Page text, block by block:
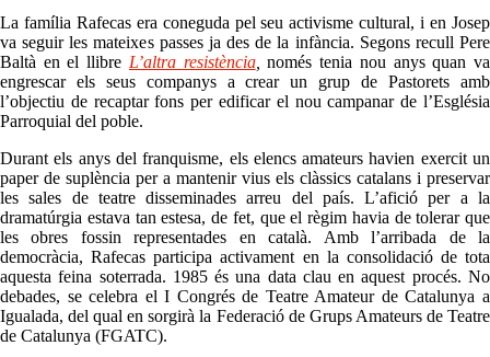
La família Rafecas era coneguda pel seu activisme cultural, i en Josep
va seguir les mateixes passes ja des de la infància. Segons recull Pere
Baltà en el llibre L’altra resistència,només tenia nou anys quan va
engrescar els seus companys a crear un grup de Pastorets amb
l’objectiu de recaptar fons per edificar el nou campanar de l’Església
Parroquial del poble.
Durant els anys del franquisme, els elencs amateurs havien exercit un
paper de suplència per a mantenir vius els clàssics catalans i preservar
les sales de teatre disseminades arreu del país. L’afició per a la
dramatúrgia estava tan estesa, de fet, que el règim havia de tolerar que
les obres fossin representades en català. Amb l’arribada de la
democràcia, Rafecas participa activament en la consolidació de tota
aquesta feina soterrada. 1985 és una data clau en aquest procés. No
debades, se celebra el I Congrés de Teatre Amateur de Catalunya a
Igualada, del qual en sorgirà la Federació de Grups Amateurs de Teatre
de Catalunya (FGATC).